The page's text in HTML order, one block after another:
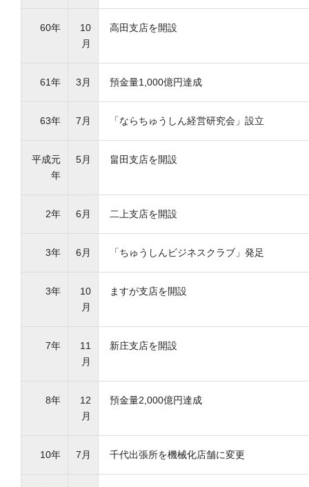
60年
10
月
高田支店を開設
61年 3月 預金量1,000億円達成
63年 7月 「ならちゅうしん経営研究会」設立
平成元
年
5月 畠田支店を開設
2年 6月 二上支店を開設
3年 6月 「ちゅうしんビジネスクラブ」発足
3年
10
月
ますが支店を開設
7年
11
月
新庄支店を開設
8年
12
月
預金量2,000億円達成
10年 7月 千代出張所を機械化店舗に変更